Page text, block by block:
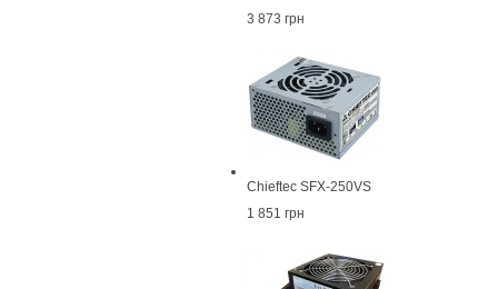
3 873 грн
Chieftec SFX-250VS
1 851 грн